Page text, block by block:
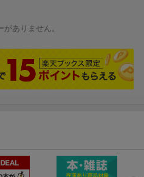
がありません。